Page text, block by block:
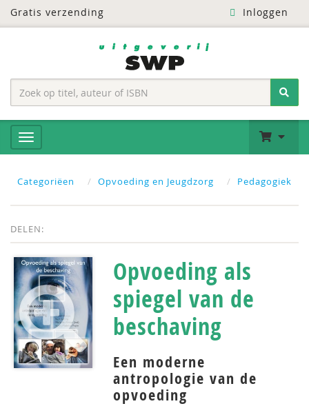
Gratis verzending Inloggen
Categoriëen Opvoeding en Jeugdzorg Pedagogiek
DELEN:
Opvoeding als
spiegel van de
beschaving
Een moderne
antropologie van de
opvoeding